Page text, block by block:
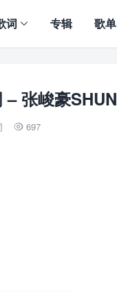
词 专辑 歌单
张峻豪SHUN
 697